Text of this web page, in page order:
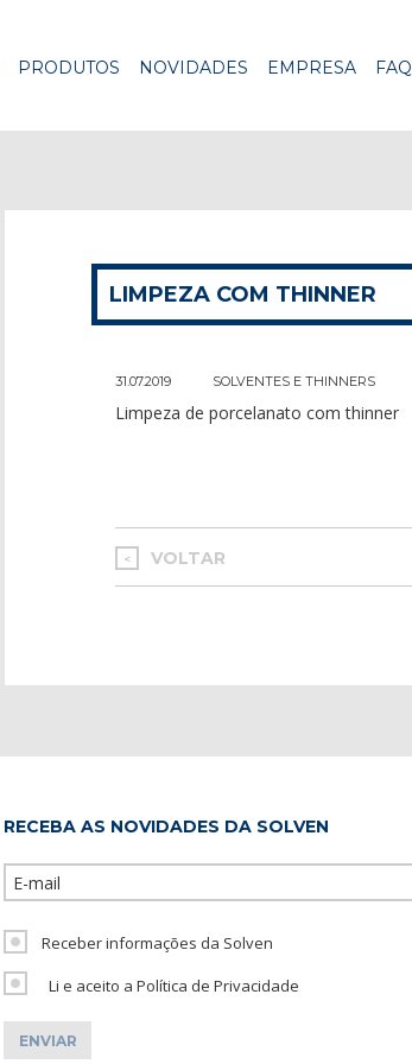
PRODUTOS NOVIDADES EMPRESA FAQ
LIMPEZA COM THINNER
31.07.2019 SOLVENTES E THINNERS
Limpeza de porcelanato com thinner
< VOLTAR
RECEBA AS NOVIDADES DA SOLVEN
Receber informações da Solven
Li e aceito a Política de Privacidade